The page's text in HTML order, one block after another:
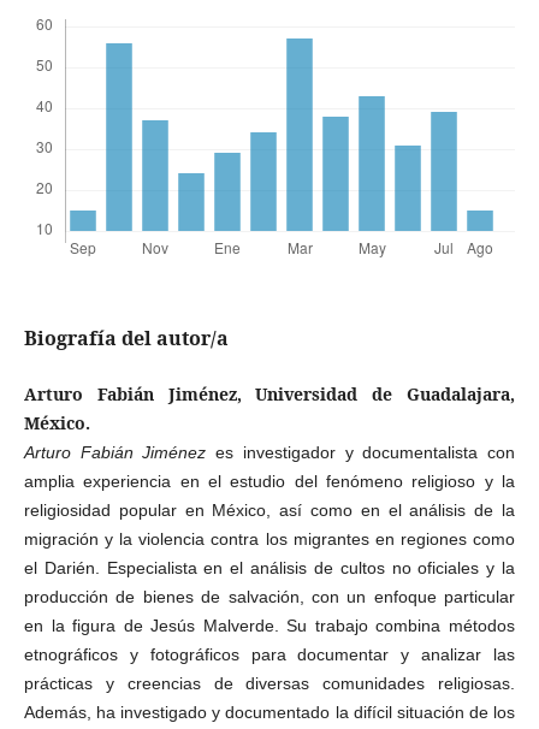
Biografía del autor/a
Arturo Fabián Jiménez, Universidad de Guadalajara,
México.
Arturo Fabián Jiménez es investigador y documentalista con
amplia experiencia en el estudio del fenómeno religioso y la
religiosidad popular en México, así como en el análisis de la
migración y la violencia contra los migrantes en regiones como
el Darién. Especialista en el análisis de cultos no oficiales y la
producción de bienes de salvación, con un enfoque particular
en la figura de Jesús Malverde. Su trabajo combina métodos
etnográficos y fotográficos para documentar y analizar las
prácticas y creencias de diversas comunidades religiosas.
Además, ha investigado y documentado la difícil situación de los